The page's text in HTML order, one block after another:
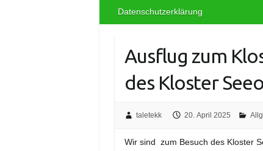
Datenschutzerklärung
Ausflug zum
des Kloster
taletekk 20. April 2025
Wir sind zum Besuch des Kloster